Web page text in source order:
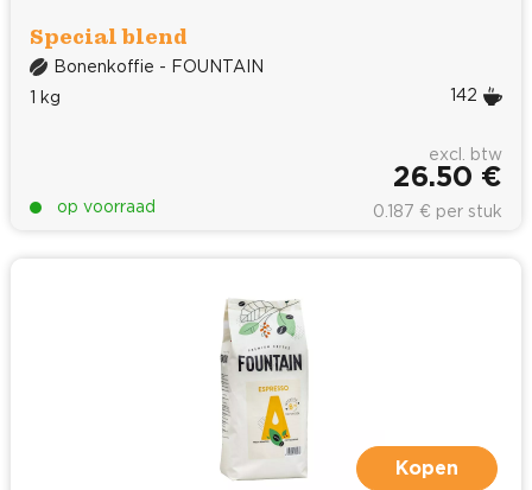
Special blend
Bonenkoffie - FOUNTAIN
1 kg
142
op voorraad
excl. btw
26.50 €
0.187 € per stuk
Kopen